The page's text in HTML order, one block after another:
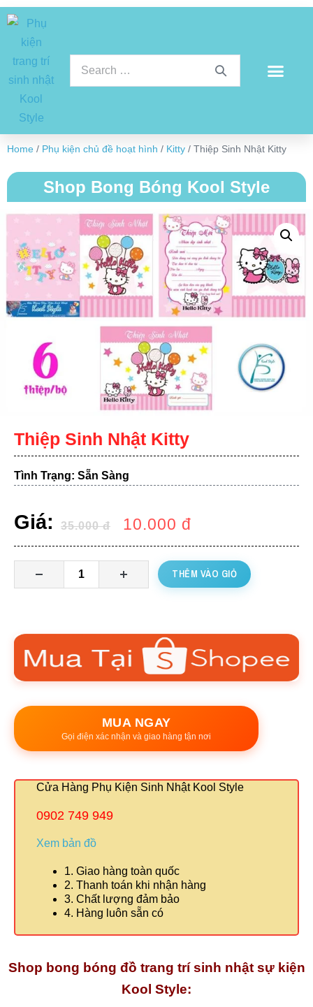
Home / Phụ kiện chủ đề hoạt hình / Kitty / Thiệp Sinh Nhật Kitty
Shop Bong Bóng Kool Style
Thiệp Sinh Nhật Kitty
Tình Trạng: Sẵn Sàng
Giá: 35.000đ 10.000 đ
THÊM VÀO GIỎ
MUA NGAY
Gọi điện xác nhận và giao hàng tận nơi
Cửa Hàng Phụ Kiện Sinh Nhật Kool Style
0902 749 949
Xem bản đồ
1. Giao hàng toàn quốc
2. Thanh toán khi nhận hàng
3. Chất lượng đảm bảo
4. Hàng luôn sẵn có
Shop bong bóng đồ trang trí sinh nhật sự kiện
Kool Style: